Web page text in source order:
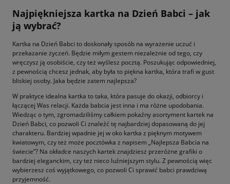
Najpiękniejsza kartka na Dzień Babci – jak
ją wybrać?
Kartka na Dzień Babci to doskonały sposób na wyrażenie uczuć i
przekazanie życzeń. Będzie miłym gestem niezależnie od tego, czy
wręczysz ją osobiście, czy też wyślesz pocztą. Poszukując odpowiedniej,
z pewnością chcesz jednak, aby była to piękna kartka, która trafi w gust
bliskiej osoby. Jaka będzie zatem najlepsza?
W praktyce idealna kartka to taka, która pasuje do okazji, odbiorcy i
łączącej Was relacji. Każda babcia jest inna i ma różne upodobania.
Wiedząc o tym, zgromadziliśmy całkiem pokaźny asortyment kartek na
Dzień Babci, co pozwoli Ci znaleźć tę najbardziej dopasowaną do jej
charakteru. Bardziej wpadnie jej w oko kartka z pięknym motywem
kwiatowym, czy też może pocztówka z napisem „Najlepsza Babcia na
świecie”? Na okładce naszych kartek znajdziesz przeróżne grafiki o
bardziej eleganckim, czy też nieco luźniejszym stylu. Z pewnością więc
wybierzesz coś wyjątkowego, co pozwoli Ci sprawić babci prawdziwą
przyjemność.